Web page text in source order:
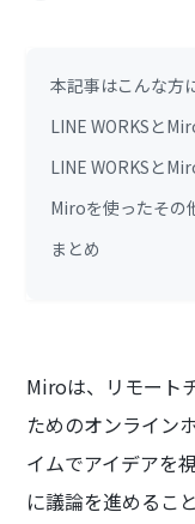
本記事はこんな方
LINE WORKSと
LINE WORKSと
Miroを使ったその
まとめ
Miroは、リモート
ためのオンライン
イムでアイデアを
に議論を進めるこ